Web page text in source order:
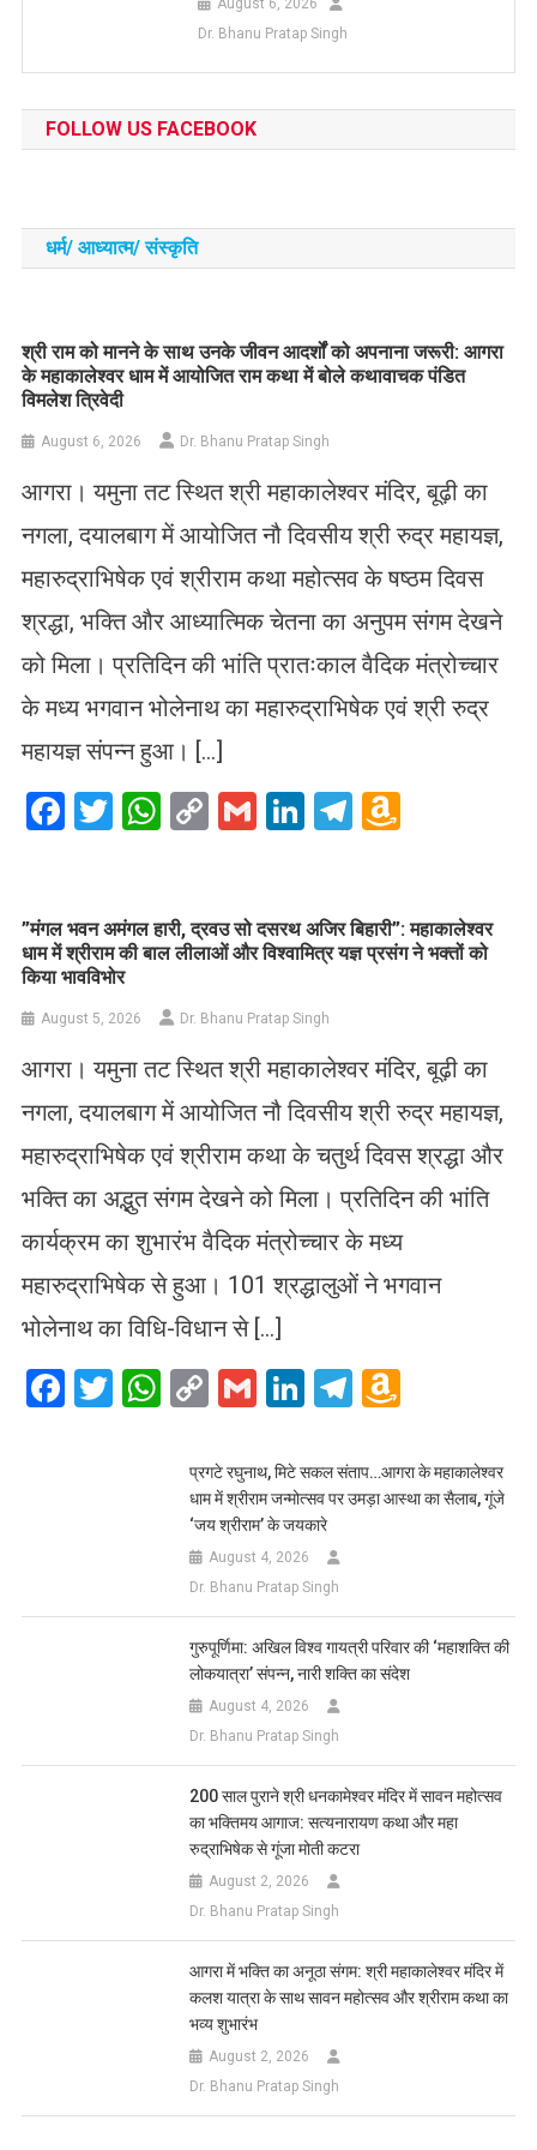
Dr. Bhanu Pratap Singh
FOLLOW US FACEBOOK
धर्म/ आध्‍यात्‍म/ संस्‍कृति
​श्री राम को मानने के साथ उनके जीवन आदर्शों को अपनाना जरूरी: आगरा
के महाकालेश्वर धाम में आयोजित राम कथा में बोले कथावाचक पंडित
विमलेश त्रिवेदी
August 6, 2026 Dr. Bhanu Pratap Singh
आगरा। यमुना तट स्थित श्री महाकालेश्वर मंदिर, बूढ़ी का
नगला, दयालबाग में आयोजित नौ दिवसीय श्री रुद्र महायज्ञ,
महारुद्राभिषेक एवं श्रीराम कथा महोत्सव के षष्ठम दिवस
श्रद्धा, भक्ति और आध्यात्मिक चेतना का अनुपम संगम देखने
को मिला। प्रतिदिन की भांति प्रातःकाल वैदिक मंत्रोच्चार
के मध्य भगवान भोलेनाथ का महारुद्राभिषेक एवं श्री रुद्र
महायज्ञ संपन्न हुआ। […]
Facebook
Twitter
WhatsApp
CopyGmailLinkedIn
Telegram
​”मंगल भवन अमंगल हारी, द्रवउ सो दसरथ अजिर बिहारी”: महाकालेश्वर
धाम में श्रीराम की बाल लीलाओं और विश्वामित्र यज्ञ प्रसंग ने भक्तों को
किया भावविभोर
August 5, 2026 Dr. Bhanu Pratap Singh
आगरा। यमुना तट स्थित श्री महाकालेश्वर मंदिर, बूढ़ी का
नगला, दयालबाग में आयोजित नौ दिवसीय श्री रुद्र महायज्ञ,
महारुद्राभिषेक एवं श्रीराम कथा के चतुर्थ दिवस श्रद्धा और
भक्ति का अद्भुत संगम देखने को मिला। प्रतिदिन की भांति
कार्यक्रम का शुभारंभ वैदिक मंत्रोच्चार के मध्य
महारुद्राभिषेक से हुआ। 101 श्रद्धालुओं ने भगवान
भोलेनाथ का विधि-विधान से […]
Facebook
Twitter
WhatsApp
CopyGmailLinkedIn
Telegram
List
प्रगटे रघुनाथ, मिटे सकल संताप…आगरा के महाकालेश्वर
धाम में श्रीराम जन्मोत्सव पर उमड़ा आस्था का सैलाब, गूंजे
‘जय श्रीराम’ के जयकारे
August 4, 2026
Dr. Bhanu Pratap Singh
गुरुपूर्णिमा: अखिल विश्व गायत्री परिवार की ‘महाशक्ति की
लोकयात्रा’ संपन्न, नारी शक्ति का संदेश
August 4, 2026
Dr. Bhanu Pratap Singh
200 साल पुराने श्री धनकामेश्वर मंदिर में सावन महोत्सव
का भक्तिमय आगाज: सत्यनारायण कथा और महा
रुद्राभिषेक से गूंजा मोती कटरा
August 2, 2026
Dr. Bhanu Pratap Singh
आगरा में भक्ति का अनूठा संगम: श्री महाकालेश्वर मंदिर में
कलश यात्रा के साथ सावन महोत्सव और श्रीराम कथा का
भव्य शुभारंभ
August 2, 2026
Dr. Bhanu Pratap Singh